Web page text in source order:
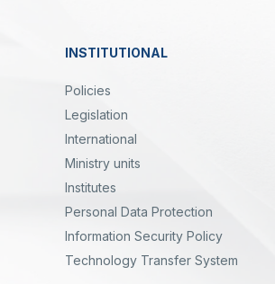
Dipnot
INSTITUTIONAL
Policies
Legislation
International
Ministry units
Institutes
Personal Data Protection
Information Security Policy
Technology Transfer System
LinkedinInstagramFacebookYoutubeBülten